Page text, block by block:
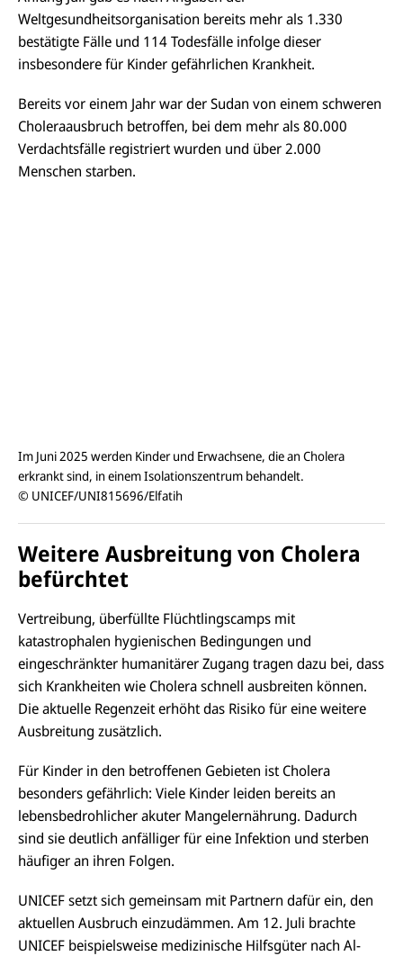
Weltgesundheitsorganisation bereits mehr als 1.330
bestätigte Fälle und 114 Todesfälle infolge dieser
insbesondere für Kinder gefährlichen Krankheit.
Bereits vor einem Jahr war der Sudan von einem schweren
Choleraausbruch betroffen, bei dem mehr als 80.000
Verdachtsfälle registriert wurden und über 2.000
Menschen starben.
Im Juni 2025 werden Kinder und Erwachsene, die an Cholera
erkrankt sind, in einem Isolationszentrum behandelt.
© UNICEF/UNI815696/Elfatih
Weitere Ausbreitung von Cholera
befürchtet
Vertreibung, überfüllte Flüchtlingscamps mit
katastrophalen hygienischen Bedingungen und
eingeschränkter humanitärer Zugang tragen dazu bei, dass
sich Krankheiten wie Cholera schnell ausbreiten können.
Die aktuelle Regenzeit erhöht das Risiko für eine weitere
Ausbreitung zusätzlich.
Für Kinder in den betroffenen Gebieten ist Cholera
besonders gefährlich: Viele Kinder leiden bereits an
lebensbedrohlicher akuter Mangelernährung. Dadurch
sind sie deutlich anfälliger für eine Infektion und sterben
häufiger an ihren Folgen.
UNICEF setzt sich gemeinsam mit Partnern dafür ein, den
aktuellen Ausbruch einzudämmen. Am 12. Juli brachte
UNICEF beispielsweise medizinische Hilfsgüter nach Al-